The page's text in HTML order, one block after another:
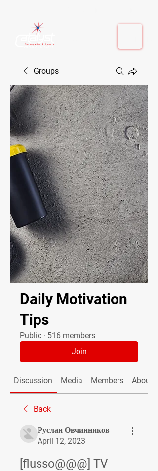
Groups
Daily Motivation
Tips
Public · 516 members
Join
Discussion Media Members About
Back
Руслан Овчинников
April 12, 2023
[flusso@@@] TV